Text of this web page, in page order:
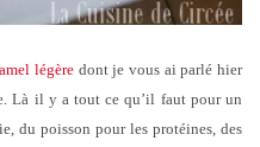
légère dont je vous ai parlé hier
Là il y a tout ce qu’il faut pour un
du poisson pour les protéines, des